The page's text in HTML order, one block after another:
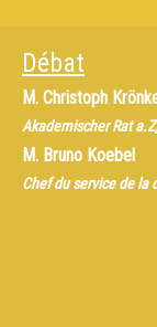
Débat
M. Christoph
Akademischer Rat
M. Bruno Koebel
Chef du service de la